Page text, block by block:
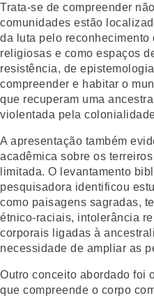
Trata-se de compreender
comunidades estão
da luta pelo
religiosas e como espaços
resistência, de
compreender e habitar o
que recuperam uma
violentada pela
A apresentação também
acadêmica sobre os
limitada. O levantamento
pesquisadora identificou
como paisagens sagradas,
étnico-raciais, intolerância
corporais ligadas à
necessidade de ampliar as
Outro conceito abordado foi
que compreende o corpo